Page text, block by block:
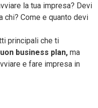
la tua impresa? Devi
chi? Come e quanto devi
principali che ti
business plan, ma
e fare impresa in